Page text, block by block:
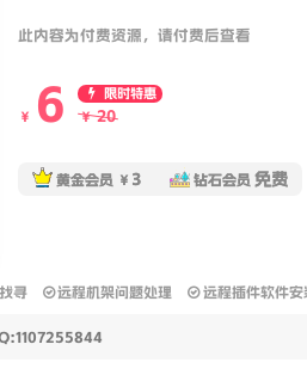
此内容为付费资源，请付费后查看
￥ 6 限时特惠
￥ 20
黄金会员 ￥ 3 钻石会员 免费
寻 远程机架问题处理 远程插件软件安